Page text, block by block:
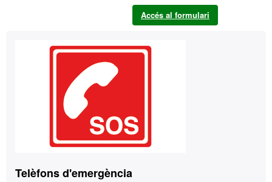
Accés al formulari
Informació
complementària
Contacte
Telèfons d'emergència